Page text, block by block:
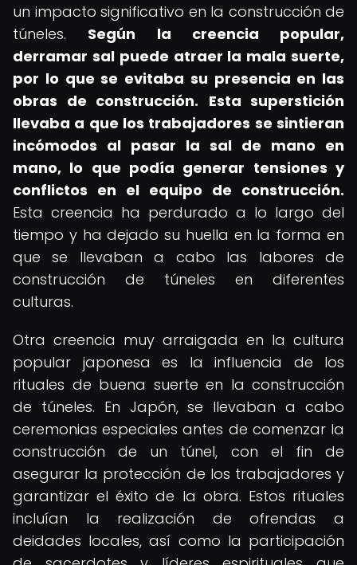
un impacto significativo en la construcción de
túneles. Según la creencia popular,
derramar sal puede atraer la mala suerte,
por lo que se evitaba su presencia en las
obras de construcción. Esta superstición
llevaba a que los trabajadores se sintieran
incómodos al pasar la sal de mano en
mano, lo que podía generar tensiones y
conflictos en el equipo de construcción.
Esta creencia ha perdurado a lo largo del
tiempo y ha dejado su huella en la forma en
que se llevaban a cabo las labores de
construcción de túneles en diferentes
culturas.
Otra creencia muy arraigada en la cultura
popular japonesa es la influencia de los
rituales de buena suerte en la construcción
de túneles. En Japón, se llevaban a cabo
ceremonias especiales antes de comenzar la
construcción de un túnel, con el fin de
asegurar la protección de los trabajadores y
garantizar el éxito de la obra. Estos rituales
incluían la realización de ofrendas a
deidades locales, así como la participación